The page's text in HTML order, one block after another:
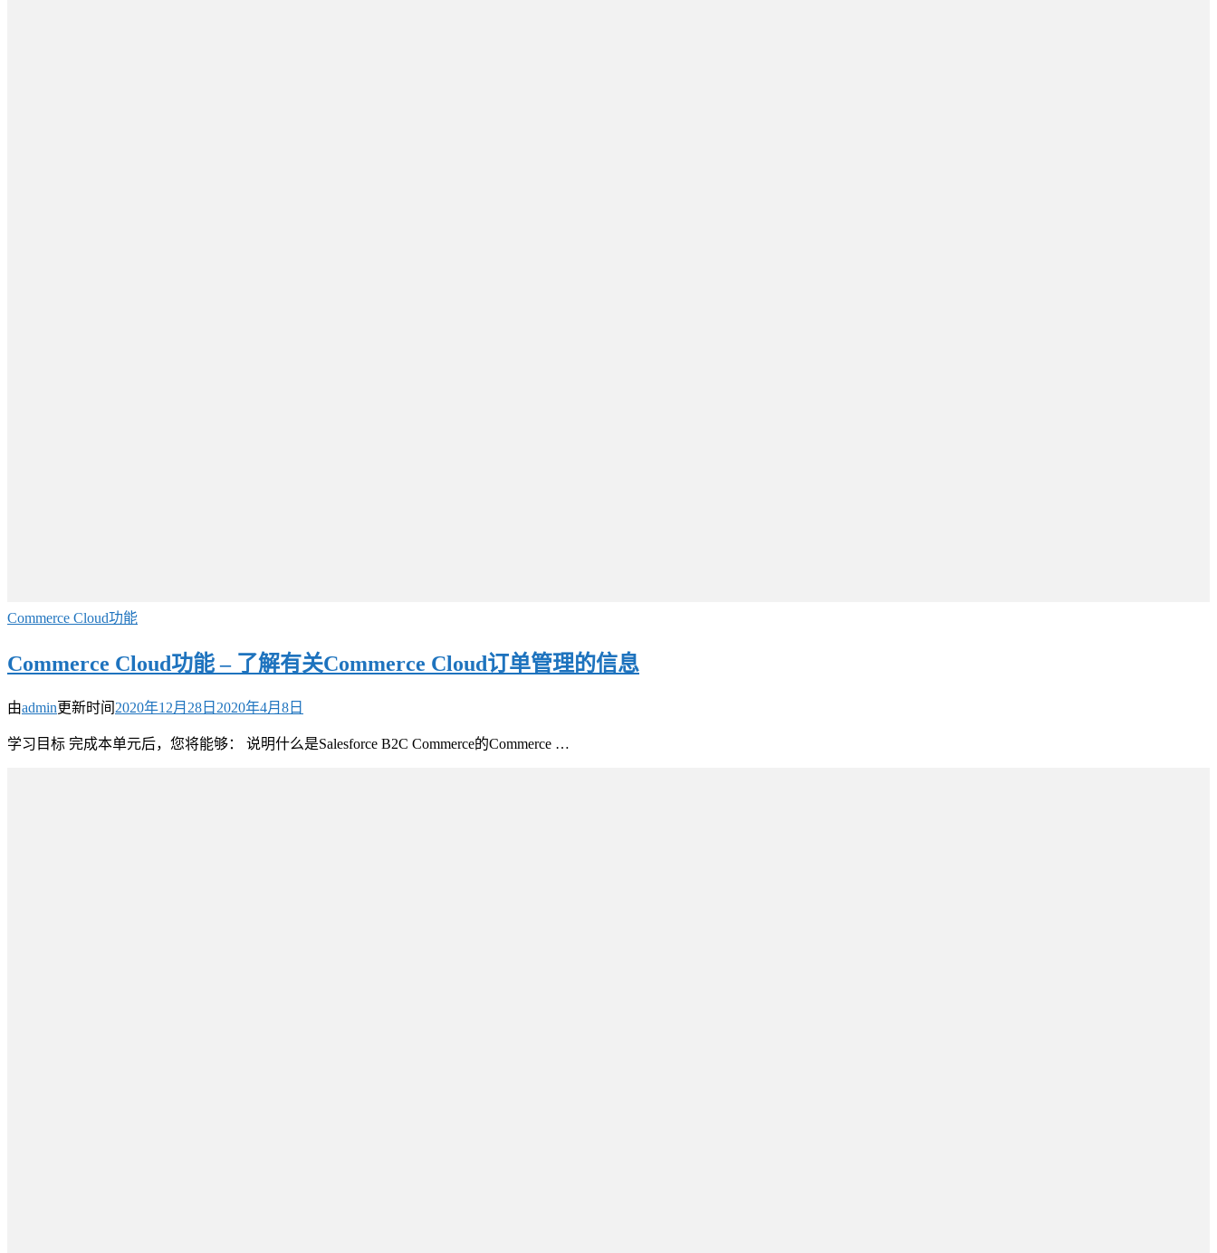
Commerce Cloud功能
Commerce Cloud功能 – 了解有关Commerce Cloud订单管理的信息
由admin更新时间 2020年12月28日 2020年4月8日
学习目标 完成本单元后，您将能够： 说明什么是Salesforce B2C Commerce的Commerce …